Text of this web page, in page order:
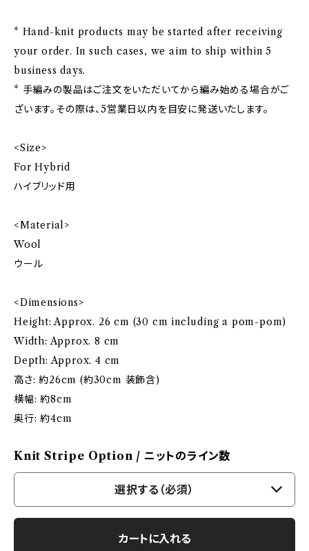
* Hand-knit products may be started after receiving
your order. In such cases, we aim to ship within 5
business days.
* 手編みの製品はご注文をいただいてから編み始める場合がご
ざいます。その際は、5営業日以内を目安に発送いたします。
<Size>
For Hybrid
ハイブリッド用
<Material>
Wool
ウール
<Dimensions>
Height: Approx. 26 cm (30 cm including a pom-pom)
Width: Approx. 8 cm
Depth: Approx. 4 cm
高さ: 約26cm (約30cm 装飾含)
横幅: 約8cm
奥行: 約4cm
Knit Stripe Option / ニットのライン数
選択する（必須）
カートに入れる